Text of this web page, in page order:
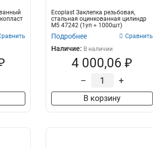
Ecoplast Заклепка резьбовая,
стальная оцинкованная цилиндр
М5 47242 (1уп = 1000шт)
Подробнее Сравнить
Наличие: В наличии
4 000,06 ₽
– +
В корзину